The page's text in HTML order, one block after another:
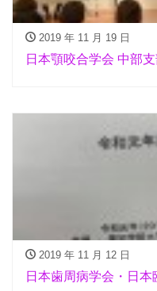
2019 年 11 月 19 日
日本顎咬合学会 中部
2019 年 11 月 12 日
日本歯周病学会・日